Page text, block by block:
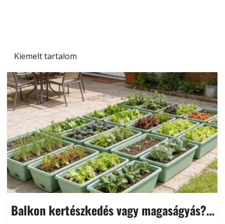
Kiemelt tartalom
Balkon kertészkedés vagy magaságyás?